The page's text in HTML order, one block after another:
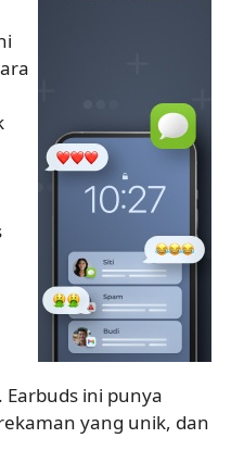
ini punya
yang unik, dan